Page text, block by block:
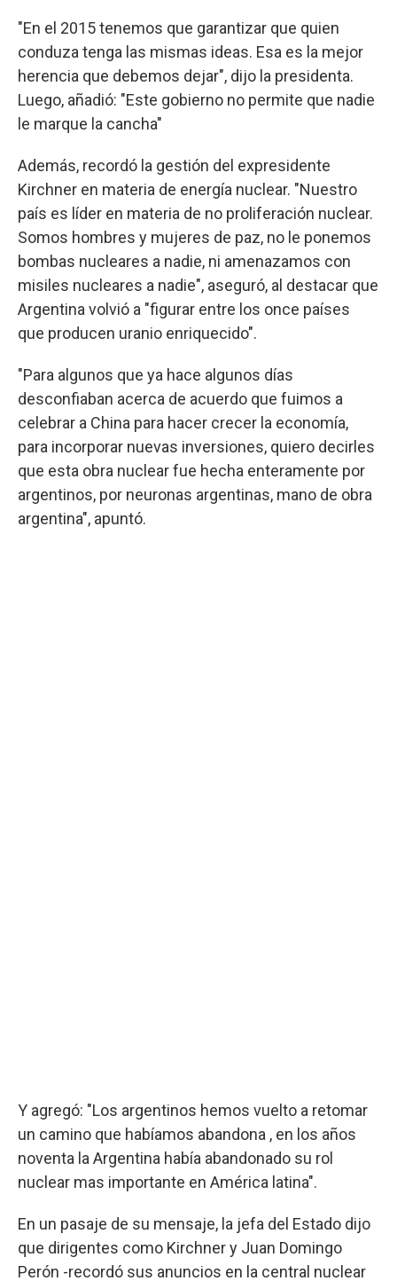
"En el 2015 tenemos que garantizar que quien
conduza tenga las mismas ideas. Esa es la mejor
herencia que debemos dejar", dijo la presidenta.
Luego, añadió: "Este gobierno no permite que nadie
le marque la cancha"
Además, recordó la gestión del expresidente
Kirchner en materia de energía nuclear. "Nuestro
país es líder en materia de no proliferación nuclear.
Somos hombres y mujeres de paz, no le ponemos
bombas nucleares a nadie, ni amenazamos con
misiles nucleares a nadie", aseguró, al destacar que
Argentina volvió a "figurar entre los once países
que producen uranio enriquecido".
"Para algunos que ya hace algunos días
desconfiaban acerca de acuerdo que fuimos a
celebrar a China para hacer crecer la economía,
para incorporar nuevas inversiones, quiero decirles
que esta obra nuclear fue hecha enteramente por
argentinos, por neuronas argentinas, mano de obra
argentina", apuntó.
Y agregó: "Los argentinos hemos vuelto a retomar
un camino que habíamos abandona , en los años
noventa la Argentina había abandonado su rol
nuclear mas importante en América latina".
En un pasaje de su mensaje, la jefa del Estado dijo
que dirigentes como Kirchner y Juan Domingo
Perón -recordó sus anuncios en la central nuclear